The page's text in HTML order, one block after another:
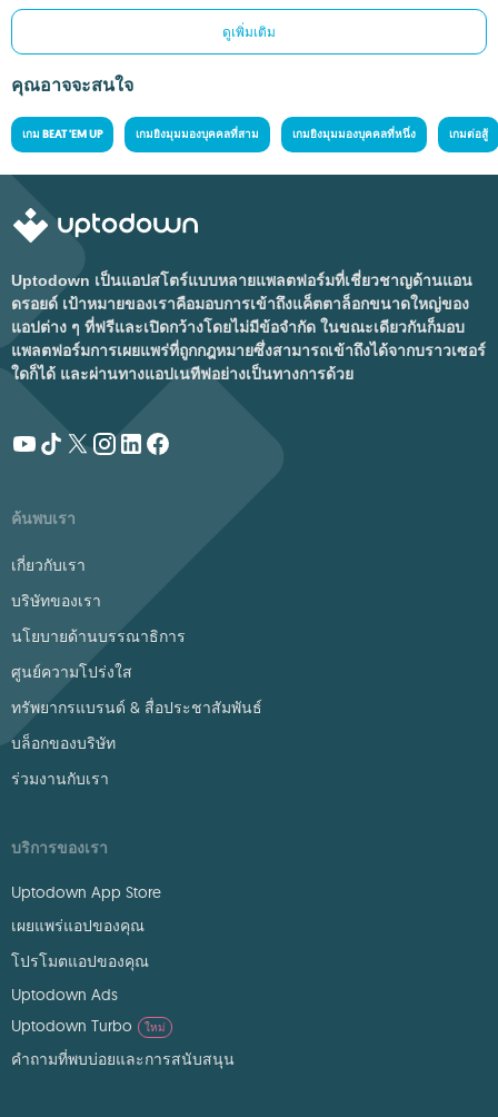
ดูเพิ่มเติม
คุณอาจจะสนใจ
เกม BEAT 'EM UP เกมยิงมุมมองบุคคลที่สาม เกมยิงมุมมองบุคคลที่หนึ่ง เกมต่อสู้
Uptodown เป็นแอปสโตร์แบบหลายแพลตฟอร์มที่เชี่ยวชาญด้านแอน
ดรอยด์ เป้าหมายของเราคือมอบการเข้าถึงแค็ตตาล็อกขนาดใหญ่ของ
แอปต่าง ๆ ที่ฟรีและเปิดกว้างโดยไม่มีข้อจำกัด ในขณะเดียวกันก็มอบ
แพลตฟอร์มการเผยแพร่ที่ถูกกฎหมายซึ่งสามารถเข้าถึงได้จากบราวเซอร์
ใดก็ได้ และผ่านทางแอปเนทีฟอย่างเป็นทางการด้วย
ค้นพบเรา
เกี่ยวกับเรา
บริษัทของเรา
นโยบายด้านบรรณาธิการ
ศูนย์ความโปร่งใส
ทรัพยากรแบรนด์ & สื่อประชาสัมพันธ์
บล็อกของบริษัท
ร่วมงานกับเรา
บริการของเรา
Uptodown App Store
เผยแพร่แอปของคุณ
โปรโมตแอปของคุณ
Uptodown Ads
Uptodown Turbo
ใหม่
คำถามที่พบบ่อยและการสนับสนุน